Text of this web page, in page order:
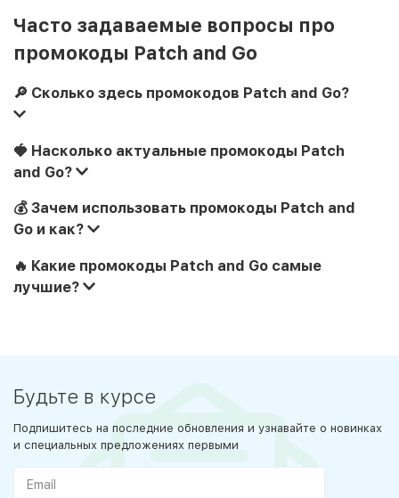
Часто задаваемые вопросы про
промокоды Patch and Go
🔎 Сколько здесь промокодов Patch and Go?
🍓 Насколько актуальные промокоды Patch
and Go?
💰 Зачем использовать промокоды Patch and
Go и как?
🔥 Какие промокоды Patch and Go самые
лучшие?
Будьте в курсе
Подпишитесь на последние обновления и узнавайте о новинках
и специальных предложениях первыми